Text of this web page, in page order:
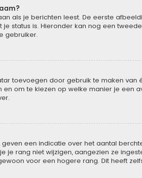
als je berichten leest. De eerste
status is. Hieronder kan nog een
gebruiker.
toevoegen door gebruik te maken
om te kiezen op welke manier je een
een indicatie over het aantal
je rang niet wijzigen, aangezien ze
voor een hogere rang. Dit heeft